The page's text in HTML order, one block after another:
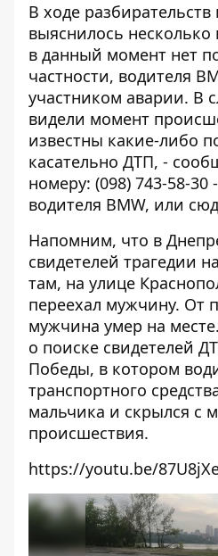
В ходе
выяснилось
в данный момент нет
частности, водителя
участником аварии. В
видели момент
известны какие-либо
касательно ДТП, -
номеру: (098) 743-58-
водителя BMW, или
Напомним, что в
свидетелей трагедии
там, на улице
переехал мужчину. От
мужчина умер на
о поиске свидетелей
Победы, в котором
транспортного
мальчика и скрылся с
происшествия.
https://youtu.be/